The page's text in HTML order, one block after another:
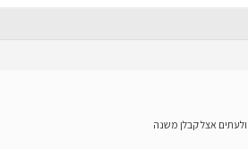
אצל קבלן משנה